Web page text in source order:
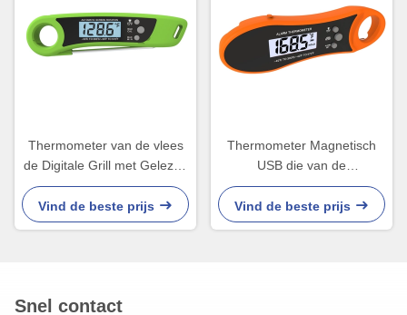
Thermometer van de vlees
de Digitale Grill met Gelezen
Sonde Onmiddellijke Snel
Vind de beste prijs
Thermometer Magnetisch
USB die van de
temperaturen de Digitale
Grill Dubbele Sonde laden
Vind de beste prijs
Snel contact